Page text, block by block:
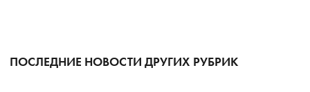
ПОСЛЕДНИЕ НОВОСТИ ДРУГИХ РУБРИК